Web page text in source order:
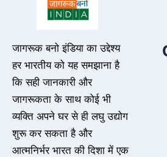
जागरूक बनो इंडिया का उद्देश्य
हर भारतीय को यह समझाना है
कि सही जानकारी और
जागरूकता के साथ कोई भी
व्यक्ति अपने घर से ही लघु उद्योग
शुरू कर सकता है और
आत्मनिर्भर भारत की दिशा में एक